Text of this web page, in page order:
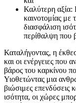
Καλύτερη αξία:
καινοτομίας με
διασφάλιση
περίθαλψη που
Καταλήγοντας, η
και οι ενέργειες που
βάρος του καρκίνου
Υιοθετώντας μια
βιώσιμες επενδύσεις
ισότητα, οι χώρες